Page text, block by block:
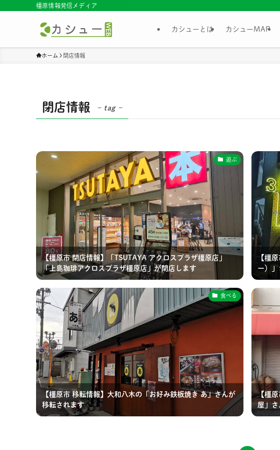
橿原情報発信メディア
カシューとは カシューMAP
ホーム 閉店情報
閉店情報 – tag –
遊ぶ
【橿原市 閉店情報】「TSUTAYA アクロスプラザ橿原店」
「上島珈琲アクロスプラザ橿原店」が閉店します
【橿
ー）
食べる
【橿原市 移転情報】大和八木の「お好み鉄板焼き あ」さんが
移転されます
【橿原
屋」さ